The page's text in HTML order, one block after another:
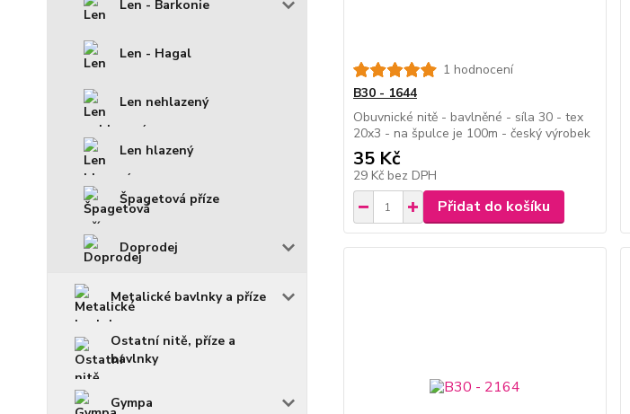
Len - Barkonie
Len - Hagal
Len nehlazený
Len hlazený
Špagetová příze
Doprodej
Metalické bavlnky a příze
Ostatní nitě, příze a
bavlnky
Gympa
1 hodnocení
B30 - 1644
Obuvnické nitě - bavlněné - síla 30 - tex
20x3 - na špulce je 100m - český výrobek
35 Kč
29 Kč bez DPH
Přidat do košíku